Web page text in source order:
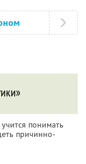
понимать
причинно-